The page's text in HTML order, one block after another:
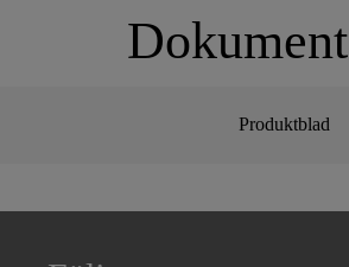
Dokument
Produktblad